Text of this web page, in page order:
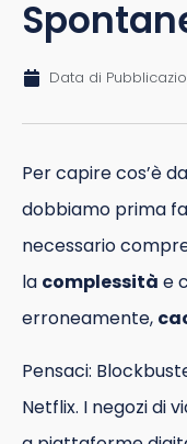
Data di
Per capire cos’è
dobbiamo prima
necessario
la complessità e
erroneamente,
Pensaci:
Netflix. I negozi di